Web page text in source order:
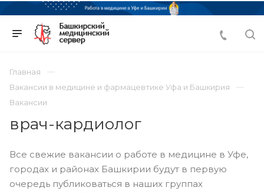
Главная
Вакансии в медицине и фармацевтике Уфа и Башкирия
Вакансии
врач-кардиолог
Все свежие вакансии о работе в медицине в Уфе,
городах и районах Башкирии будут в первую
очередь публиковаться в наших группах